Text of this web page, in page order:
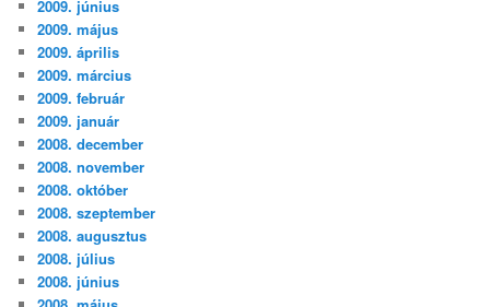
2009. június
2009. május
2009. április
2009. március
2009. február
2009. január
2008. december
2008. november
2008. október
2008. szeptember
2008. augusztus
2008. július
2008. június